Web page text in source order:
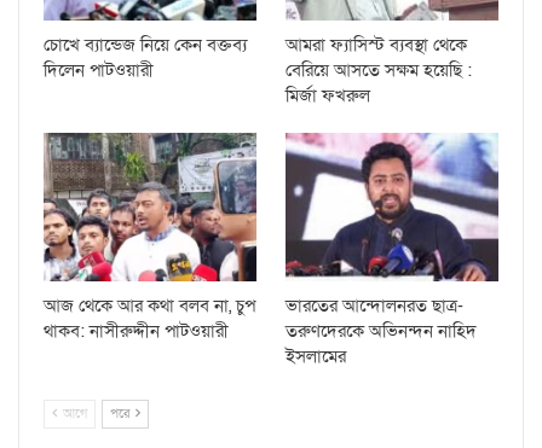
চোখে ব্যান্ডেজ নিয়ে কেন বক্তব্য
দিলেন পাটওয়ারী
আমরা ফ্যাসিস্ট ব্যবস্থা থেকে
বেরিয়ে আসতে সক্ষম হয়েছি :
মির্জা ফখরুল
আজ থেকে আর কথা বলব না, চুপ
থাকব: নাসীরুদ্দীন পাটওয়ারী
ভারতের আন্দোলনরত ছাত্র-
তরুণদেরকে অভিনন্দন নাহিদ
ইসলামের
আগে পরে